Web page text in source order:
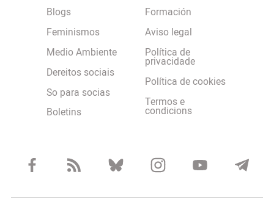
Blogs
Feminismos
Medio Ambiente
Dereitos sociais
So para socias
Boletins
Formación
Aviso legal
Política de
privacidade
Política de cookies
Termos e
condicions